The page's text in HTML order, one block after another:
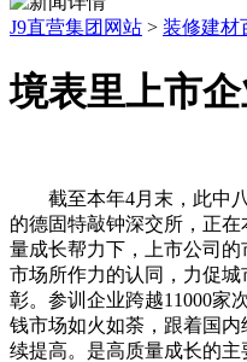
J9直营集团网站 > 装修建材
境表里上市
截至本年4月末，此中八
的德固特敲钟深交所，正
量成长帮力下，上市公司
市场所作力的认同，力促
彰。参训企业跨越11000家
钱市场如火如荼，跟着国
续提高。是高质量成长的